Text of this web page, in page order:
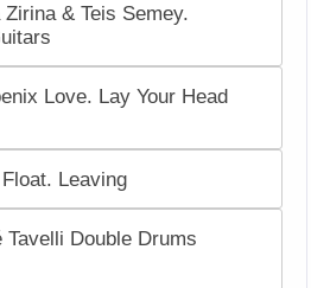
& Teis Semey.
Love. Lay Your Head
Leaving
Double Drums